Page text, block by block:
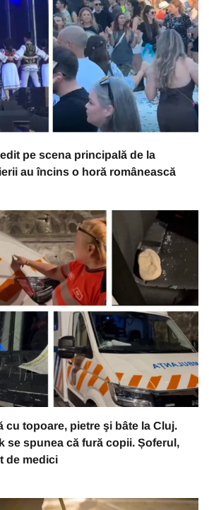
pe scena principală de la
au încins o horă românească
cu topoare, pietre şi bâte la Cluj.
se spunea că fură copii. Șoferul,
de medici